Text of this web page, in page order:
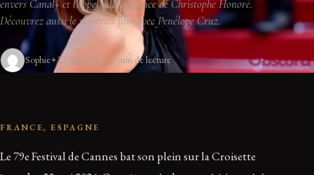
envers Canal+ et l'appel à la vigilance de Christophe Honoré.
Découvrez aussi le nouveau film avec Penélope Cruz.
Sophie 22 mai 2026 3 min de lecture
FRANCE, ESPAGNE
Le 79e Festival de Cannes bat son plein sur la Croisette